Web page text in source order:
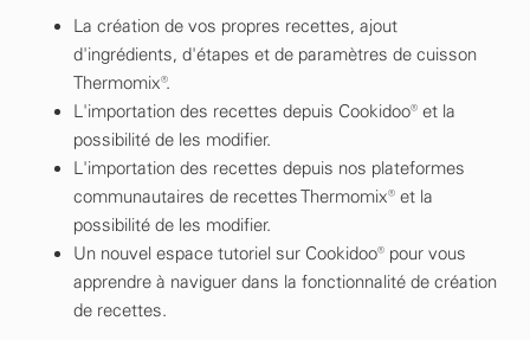
La création de vos propres recettes, ajout
d'ingrédients, d'étapes et de paramètres de cuisson
Thermomix®.​
L'importation des recettes depuis Cookidoo® et la
possibilité de les modifier.​
L'importation des recettes depuis nos plateformes
communautaires de recettes Thermomix® et la
possibilité de les modifier.
Un nouvel espace tutoriel sur Cookidoo® pour vous
apprendre à naviguer dans la fonctionnalité de création
de recettes.